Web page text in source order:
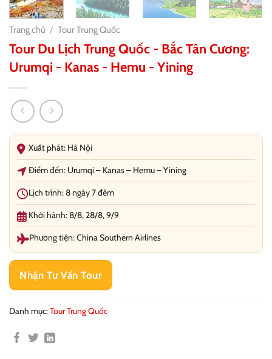
Trang chủ / Tour Trung Quốc
Tour Du Lịch Trung Quốc - Bắc Tân Cương:
Urumqi - Kanas - Hemu - Yining
Xuất phát: Hà Nội
Điểm đến: Urumqi – Kanas – Hemu – Yining
Lịch trình: 8 ngày 7 đêm
Khởi hành: 8/8, 28/8, 9/9
Phương tiện: China Southern Airlines
Nhận Tư Vấn Tour
Danh mục:Tour Trung Quốc